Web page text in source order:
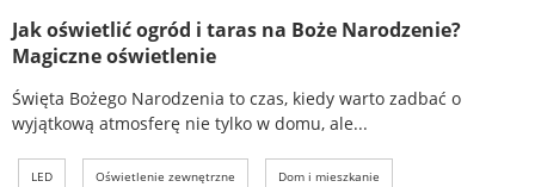
Jak oświetlić ogród i taras na Boże Narodzenie?
Magiczne oświetlenie
Święta Bożego Narodzenia to czas, kiedy warto zadbać o
wyjątkową atmosferę nie tylko w domu, ale...
LED Oświetlenie zewnętrzne Dom i mieszkanie